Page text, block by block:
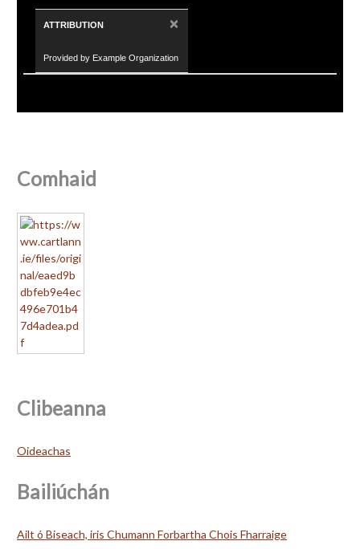
ATTRIBUTION ×
Provided by Example Organization
Comhaid
Clibeanna
Oideachas
Bailiúchán
Ailt ó Biseach, iris Chumann Forbartha Chois Fharraige